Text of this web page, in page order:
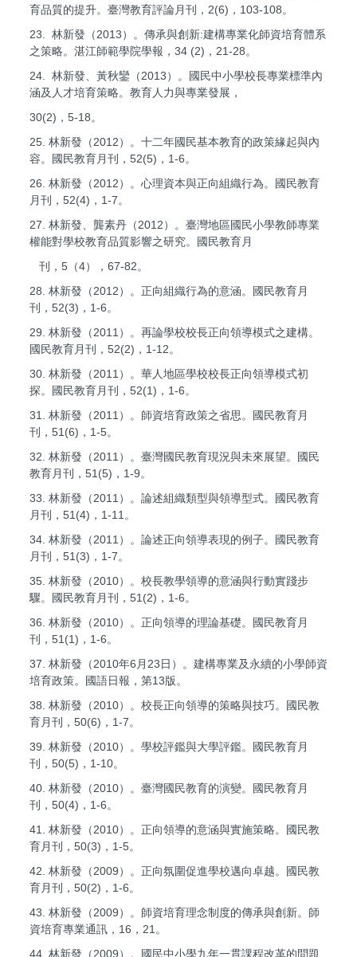
育品質的提升。臺灣教育評論月刊，2(6)，103-108。
23. 林新發（2013）。傳承與創新:建構專業化師資培育體系
之策略。湛江師範學院學報，34 (2)，21-28。
24. 林新發、黃秋鑾（2013）。國民中小學校長專業標準內
涵及人才培育策略。教育人力與專業發展，
30(2)，5-18。
25. 林新發（2012）。十二年國民基本教育的政策緣起與內
容。國民教育月刊，52(5)，1-6。
26. 林新發（2012）。心理資本與正向組織行為。國民教育
月刊，52(4)，1-7。
27. 林新發、龔素丹（2012）。臺灣地區國民小學教師專業
權能對學校教育品質影響之研究。國民教育月
刊，5（4），67-82。
28. 林新發（2012）。正向組織行為的意涵。國民教育月
刊，52(3)，1-6。
29. 林新發（2011）。再論學校校長正向領導模式之建構。
國民教育月刊，52(2)，1-12。
30. 林新發（2011）。華人地區學校校長正向領導模式初
探。國民教育月刊，52(1)，1-6。
31. 林新發（2011）。師資培育政策之省思。國民教育月
刊，51(6)，1-5。
32. 林新發（2011）。臺灣國民教育現況與未來展望。國民
教育月刊，51(5)，1-9。
33. 林新發（2011）。論述組織類型與領導型式。國民教育
月刊，51(4)，1-11。
34. 林新發（2011）。論述正向領導表現的例子。國民教育
月刊，51(3)，1-7。
35. 林新發（2010）。校長教學領導的意涵與行動實踐步
驟。國民教育月刊，51(2)，1-6。
36. 林新發（2010）。正向領導的理論基礎。國民教育月
刊，51(1)，1-6。
37. 林新發（2010年6月23日）。建構專業及永續的小學師資
培育政策。國語日報，第13版。
38. 林新發（2010）。校長正向領導的策略與技巧。國民教
育月刊，50(6)，1-7。
39. 林新發（2010）。學校評鑑與大學評鑑。國民教育月
刊，50(5)，1-10。
40. 林新發（2010）。臺灣國民教育的演變。國民教育月
刊，50(4)，1-6。
41. 林新發（2010）。正向領導的意涵與實施策略。國民教
育月刊，50(3)，1-5。
42. 林新發（2009）。正向氛圍促進學校邁向卓越。國民教
育月刊，50(2)，1-6。
43. 林新發（2009）。師資培育理念制度的傳承與創新。師
資培育專業通訊，16，21。
44. 林新發（2009）。國民中小學九年一貫課程改革的問題